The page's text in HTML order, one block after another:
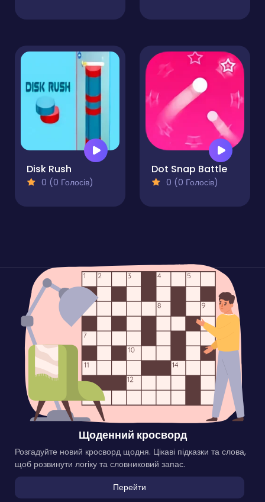
Disk Rush
0 (0 Голосів)
Dot Snap Battle
0 (0 Голосів)
Щоденний кросворд
Розгадуйте новий кросворд щодня. Цікаві підказки та слова,
щоб розвинути логіку та словниковий запас.
Перейти